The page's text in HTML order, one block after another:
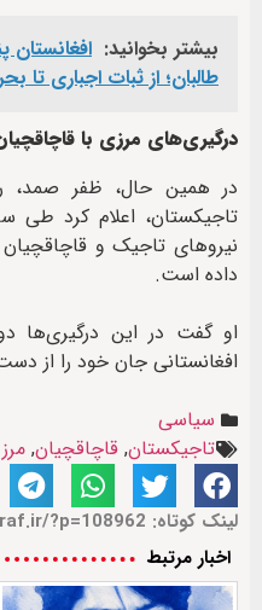
بیشتر بخوانید:
طالبان؛ از ثبات اجباری
درگیری‌های مرزی با
در همین حال، ظفر صمد،
نیروهای تاجیک و
داده است.
افغانستانی جان خود را از
سیاسی
تاجیکستان, قاچاقچیان,
لینک کوتاه: https://iraf.ir/?p=108962
اخبار مرتبط